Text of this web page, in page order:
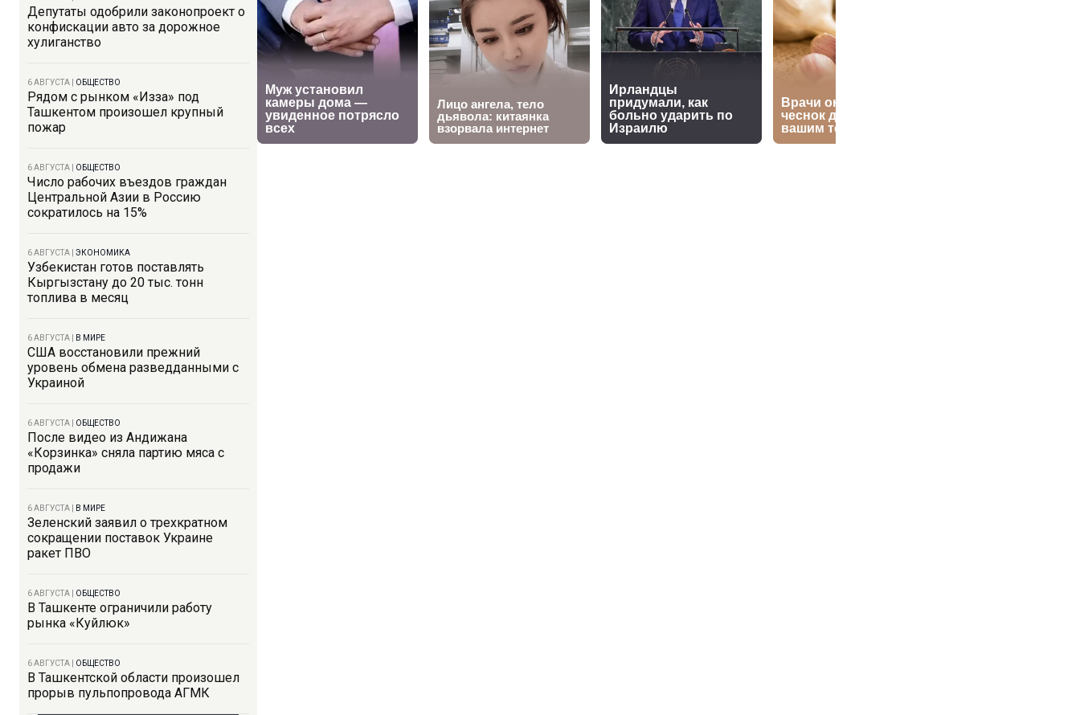
Депутаты одобрили законопроект о
конфискации авто за дорожное
хулиганство
6 АВГУСТА ОБЩЕСТВО
Рядом с рынком «Изза» под
Ташкентом произошел крупный
пожар
6 АВГУСТА ОБЩЕСТВО
Число рабочих въездов граждан
Центральной Азии в Россию
сократилось на 15%
6 АВГУСТА ЭКОНОМИКА
Узбекистан готов поставлять
Кыргызстану до 20 тыс. тонн
топлива в месяц
6 АВГУСТА В МИРЕ
США восстановили прежний
уровень обмена разведданными с
Украиной
6 АВГУСТА ОБЩЕСТВО
После видео из Андижана
«Корзинка» сняла партию мяса с
продажи
6 АВГУСТА В МИРЕ
Зеленский заявил о трехкратном
сокращении поставок Украине
ракет ПВО
6 АВГУСТА ОБЩЕСТВО
В Ташкенте ограничили работу
рынка «Куйлюк»
6 АВГУСТА ОБЩЕСТВО
В Ташкентской области произошел
прорыв пульпопровода АГМК